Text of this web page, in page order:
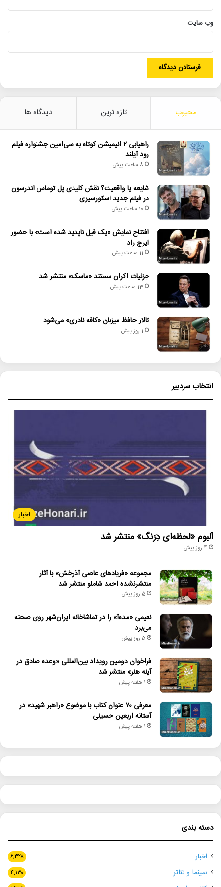
• شایعه یا واقعیت؟ نقش کلیدی پل توماس اندرسون در فیلم جدید
اسکورسیزی
• جزئیات اکران مستند «ماسک» منتشر شد
رویداد ملی پرتاب
سینمای مستند
سینمای مستند پرتاب
وب‌ سایت
محبوب تازه ترین دیدگاه ها
راهیابی ۲ انیمیشن کوتاه به سی‌امین جشنواره فیلم
رود آیلند
8 ساعت پیش
شایعه یا واقعیت؟ نقش کلیدی پل توماس اندرسون
در فیلم جدید اسکورسیزی
10 ساعت پیش
افتتاح نمایش «یک فیل ناپدید شده است» با حضور
ایرج راد
11 ساعت پیش
جزئیات اکران مستند «ماسک» منتشر شد
13 ساعت پیش
تالار حافظ میزبان «کافه نادری» می‌شود
1 روز پیش
انتخاب سردبیر
اخبار
آلبوم «لحظه‌ای دِرَنگ» منتشر شد
4 روز پیش
مجموعه «فریادهای عاصی آذرخش» با آثار
منتشرنشده احمد شاملو منتشر شد
5 روز پیش
نعیمی «مده‌آ» را در تماشاخانه ایران‌شهر روی صحنه
می‌برد
5 روز پیش
فراخوان دومین رویداد بین‌المللی «وعده صادق در
آینه هنر» منتشر شد
1 هفته پیش
معرفی ۷۰ عنوان کتاب با موضوع «راهبر شهید» در
آستانه اربعین حسینی
1 هفته پیش
دسته بندی
اخبار ۶,۳۲۸
سینما و تئاتر ۴,۱۳۰